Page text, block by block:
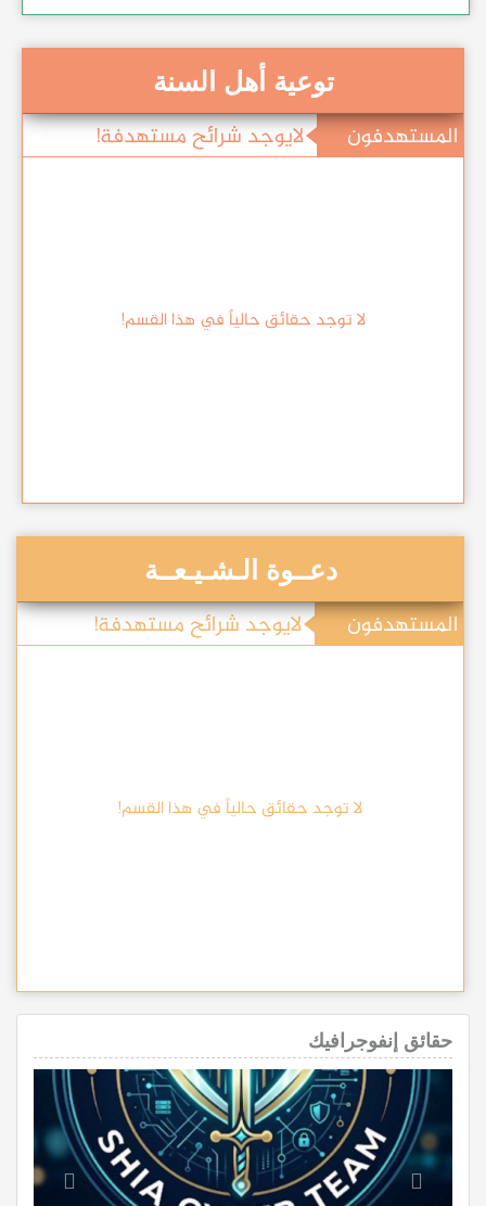
توعية أهل السنة
المستهدفون لايوجد شرائح مستهدفة!
لا توجد حقائق حالياً في هذا القسم!
دعــوة الـشـيـعــة
المستهدفون لايوجد شرائح مستهدفة!
لا توجد حقائق حالياً في هذا القسم!
حقائق إنفوجرافيك
Next